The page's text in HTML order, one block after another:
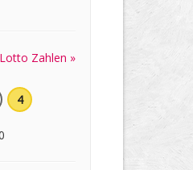
Lotto Zahlen »
4